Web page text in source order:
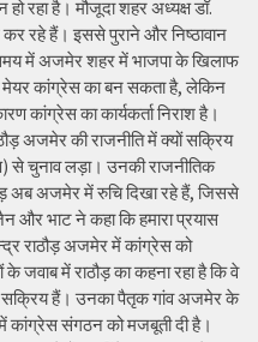
है। मौजूदा शहर अध्यक्ष डॉ.
रहे हैं। इससे पुराने और निष्ठावान
समय में अजमेर शहर में भाजपा के खिलाफ
मेयर कांग्रेस का बन सकता है, लेकिन
कांग्रेस का कार्यकर्ता निराश है।
अजमेर की राजनीति में क्यों सक्रिय
से चुनाव लड़ा। उनकी राजनीतिक
अब अजमेर में रुचि दिखा रहे हैं, जिससे
और भाट ने कहा कि हमारा प्रयास
राठौड़ अजमेर में कांग्रेस को
में राठौड़ का कहना रहा है कि वे
सक्रिय हैं। उनका पैतृक गांव अजमेर के
कांग्रेस संगठन को मजबूती दी है।